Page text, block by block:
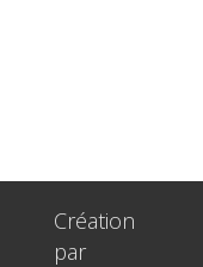
Création
par